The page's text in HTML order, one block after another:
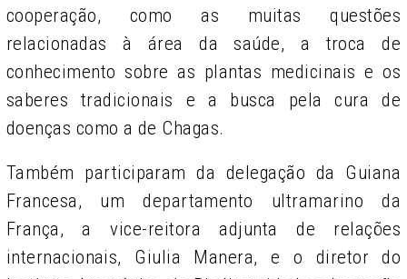
cooperação, como as muitas questões
relacionadas à área da saúde, a troca de
conhecimento sobre as plantas medicinais e os
saberes tradicionais e a busca pela cura de
doenças como a de Chagas.
Também participaram da delegação da Guiana
Francesa, um departamento ultramarino da
França, a vice-reitora adjunta de relações
internacionais, Giulia Manera, e o diretor do